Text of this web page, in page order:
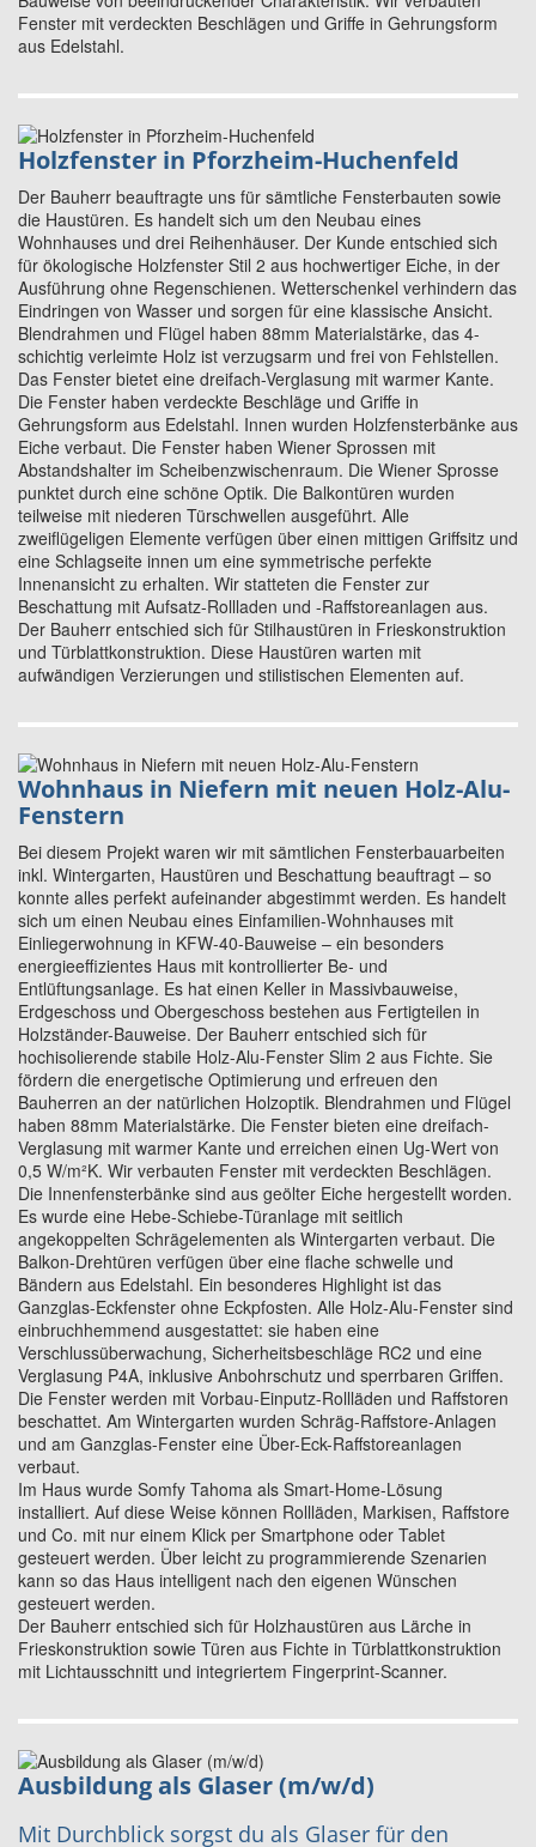
Fenster mit verdeckten Beschlägen und Griffe in Gehrungsform
aus Edelstahl.
Holzfenster in Pforzheim-Huchenfeld
Der Bauherr beauftragte uns für sämtliche Fensterbauten sowie
die Haustüren. Es handelt sich um den Neubau eines
Wohnhauses und drei Reihenhäuser. Der Kunde entschied sich
für ökologische Holzfenster Stil 2 aus hochwertiger Eiche, in der
Ausführung ohne Regenschienen. Wetterschenkel verhindern das
Eindringen von Wasser und sorgen für eine klassische Ansicht.
Blendrahmen und Flügel haben 88mm Materialstärke, das 4-
schichtig verleimte Holz ist verzugsarm und frei von Fehlstellen.
Das Fenster bietet eine dreifach-Verglasung mit warmer Kante.
Die Fenster haben verdeckte Beschläge und Griffe in
Gehrungsform aus Edelstahl. Innen wurden Holzfensterbänke aus
Eiche verbaut. Die Fenster haben Wiener Sprossen mit
Abstandshalter im Scheibenzwischenraum. Die Wiener Sprosse
punktet durch eine schöne Optik. Die Balkontüren wurden
teilweise mit niederen Türschwellen ausgeführt. Alle
zweiflügeligen Elemente verfügen über einen mittigen Griffsitz und
eine Schlagseite innen um eine symmetrische perfekte
Innenansicht zu erhalten. Wir statteten die Fenster zur
Beschattung mit Aufsatz-Rollladen und -Raffstoreanlagen aus.
Der Bauherr entschied sich für Stilhaustüren in Frieskonstruktion
und Türblattkonstruktion. Diese Haustüren warten mit
aufwändigen Verzierungen und stilistischen Elementen auf.
Wohnhaus in Niefern mit neuen Holz-Alu-
Fenstern
Bei diesem Projekt waren wir mit sämtlichen Fensterbauarbeiten
inkl. Wintergarten, Haustüren und Beschattung beauftragt – so
konnte alles perfekt aufeinander abgestimmt werden. Es handelt
sich um einen Neubau eines Einfamilien-Wohnhauses mit
Einliegerwohnung in KFW-40-Bauweise – ein besonders
energieeffizientes Haus mit kontrollierter Be- und
Entlüftungsanlage. Es hat einen Keller in Massivbauweise,
Erdgeschoss und Obergeschoss bestehen aus Fertigteilen in
Holzständer-Bauweise. Der Bauherr entschied sich für
hochisolierende stabile Holz-Alu-Fenster Slim 2 aus Fichte. Sie
fördern die energetische Optimierung und erfreuen den
Bauherren an der natürlichen Holzoptik. Blendrahmen und Flügel
haben 88mm Materialstärke. Die Fenster bieten eine dreifach-
Verglasung mit warmer Kante und erreichen einen Ug-Wert von
0,5 W/m²K. Wir verbauten Fenster mit verdeckten Beschlägen.
Die Innenfensterbänke sind aus geölter Eiche hergestellt worden.
Es wurde eine Hebe-Schiebe-Türanlage mit seitlich
angekoppelten Schrägelementen als Wintergarten verbaut. Die
Balkon-Drehtüren verfügen über eine flache schwelle und
Bändern aus Edelstahl. Ein besonderes Highlight ist das
Ganzglas-Eckfenster ohne Eckpfosten. Alle Holz-Alu-Fenster sind
einbruchhemmend ausgestattet: sie haben eine
Verschlussüberwachung, Sicherheitsbeschläge RC2 und eine
Verglasung P4A, inklusive Anbohrschutz und sperrbaren Griffen.
Die Fenster werden mit Vorbau-Einputz-Rollläden und Raffstoren
beschattet. Am Wintergarten wurden Schräg-Raffstore-Anlagen
und am Ganzglas-Fenster eine Über-Eck-Raffstoreanlagen
verbaut.
Im Haus wurde Somfy Tahoma als Smart-Home-Lösung
installiert. Auf diese Weise können Rollläden, Markisen, Raffstore
und Co. mit nur einem Klick per Smartphone oder Tablet
gesteuert werden. Über leicht zu programmierende Szenarien
kann so das Haus intelligent nach den eigenen Wünschen
gesteuert werden.
Der Bauherr entschied sich für Holzhaustüren aus Lärche in
Frieskonstruktion sowie Türen aus Fichte in Türblattkonstruktion
mit Lichtausschnitt und integriertem Fingerprint-Scanner.
Ausbildung als Glaser (m/w/d)
Mit Durchblick sorgst du als Glaser für den